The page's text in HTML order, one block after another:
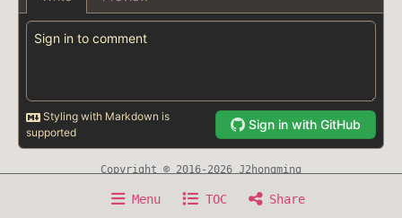
Menu TOC Share
Copyright © 2016-2026 J2hongming
Awesome Resource Sitemap